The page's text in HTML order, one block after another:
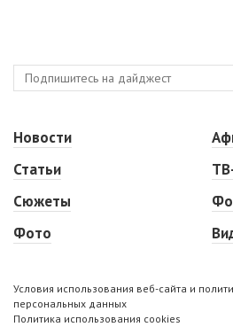
Новости
Статьи
Сюжеты
Фото
Условия использования веб-сайта и
персональных данных
Политика использования cookies